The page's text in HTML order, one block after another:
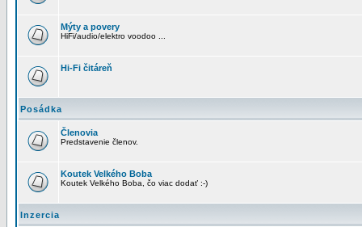
Mýty a povery
HiFi/audio/elektro voodoo ...
Hi-Fi čitáreň
Posádka
Členovia
Predstavenie členov.
Koutek Velkého Boba
Koutek Velkého Boba, čo viac dodať :-)
Inzercia